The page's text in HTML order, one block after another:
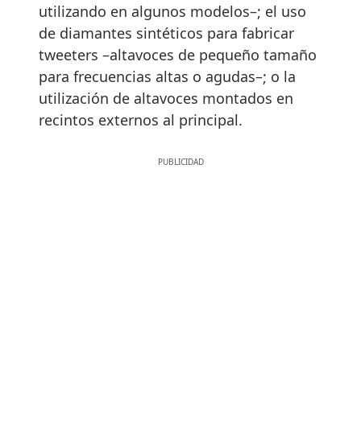
utilizando en algunos modelos–; el uso
de diamantes sintéticos para fabricar
tweeters –altavoces de pequeño tamaño
para frecuencias altas o agudas–; o la
utilización de altavoces montados en
recintos externos al principal.